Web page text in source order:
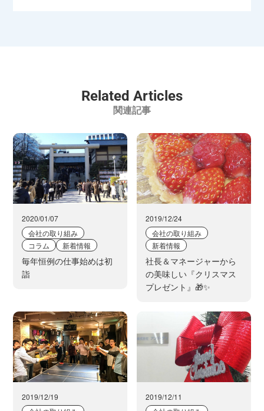
Related Articles
関連記事
2020/01/07
会社の取り組み
コラム
新着情報
毎年恒例の仕事始めは初
詣
2019/12/24
会社の取り組み
新着情報
社長＆マネージャーから
の美味しい『クリスマス
プレゼント』🎁✨
2019/12/19
2019/12/11